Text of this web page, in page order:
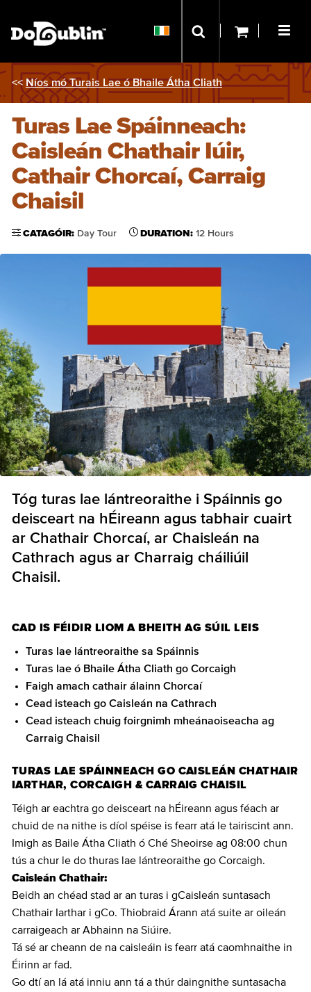
<< Níos mó Turais Lae ó Bhaile Átha Cliath
Turas Lae Spáinneach:
Caisleán Chathair Iúir,
Cathair Chorcaí, Carraig
Chaisil
CATAGÓIR: Day Tour DURATION: 12 Hours
Tóg turas lae lántreoraithe i Spáinnis go
deisceart na hÉireann agus tabhair cuairt
ar Chathair Chorcaí, ar Chaisleán na
Cathrach agus ar Charraig cháiliúil
Chaisil.
CAD IS FÉIDIR LIOM A BHEITH AG SÚIL LEIS
Turas lae lántreoraithe sa Spáinnis
Turas lae ó Bhaile Átha Cliath go Corcaigh
Faigh amach cathair álainn Chorcaí
Cead isteach go Caisleán na Cathrach
Cead isteach chuig foirgnimh mheánaoiseacha ag
Carraig Chaisil
TURAS LAE SPÁINNEACH GO CAISLEÁN CHATHAIR
IARTHAR, CORCAIGH & CARRAIG CHAISIL
Téigh ar eachtra go deisceart na hÉireann agus féach ar
chuid de na nithe is díol spéise is fearr atá le tairiscint ann.
Imigh as Baile Átha Cliath ó Ché Sheoirse ag 08:00 chun
tús a chur le do thuras lae lántreoraithe go Corcaigh.
Caisleán Chathair:
Beidh an chéad stad ar an turas i gCaisleán suntasach
Chathair Iarthar i gCo. Thiobraid Árann atá suite ar oileán
carraigeach ar Abhainn na Siúire.
Tá sé ar cheann de na caisleáin is fearr atá caomhnaithe in
Éirinn ar fad.
Go dtí an lá atá inniu ann tá a thúr daingnithe suntasacha